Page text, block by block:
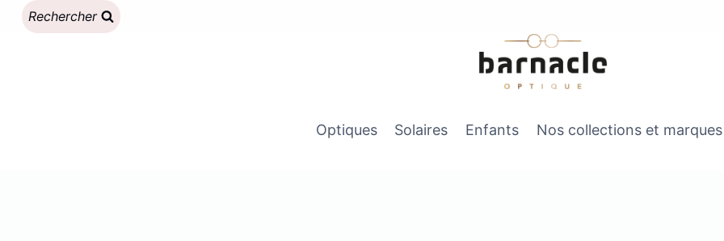
Rechercher
Optiques Solaires Enfants Nos collections et marques